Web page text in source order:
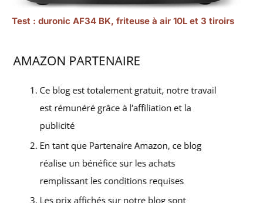
Test : duronic AF34 BK, friteuse à air 10L et 3 tiroirs